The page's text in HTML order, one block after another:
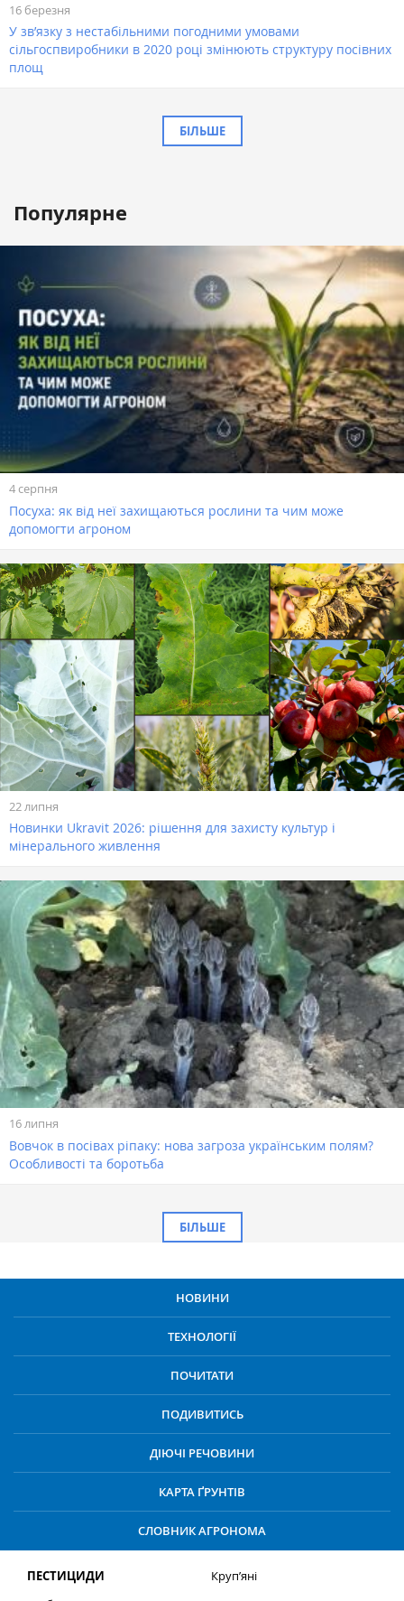
16 березня
У зв’язку з нестабільними погодними умовами
сільгоспвиробники в 2020 році змінюють структуру посівних
площ
БІЛЬШЕ
Популярне
4 серпня
Посуха: як від неї захищаються рослини та чим може
допомогти агроном
22 липня
Новинки Ukravit 2026: рішення для захисту культур і
мінерального живлення
16 липня
Вовчок в посівах ріпаку: нова загроза українським полям?
Особливості та боротьба
БІЛЬШЕ
НОВИНИ
ТЕХНОЛОГІЇ
ПОЧИТАТИ
ПОДИВИТИСЬ
ДІЮЧІ РЕЧОВИНИ
КАРТА ҐРУНТІВ
СЛОВНИК АГРОНОМА
ПЕСТИЦИДИ
Круп’яні